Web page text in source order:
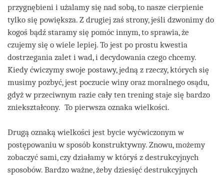
przygnębieni i użalamy się nad sobą, to nasze cierpienie
tylko się powiększa. Z drugiej zaś strony, jeśli dzwonimy do
kogoś bądź staramy się pomóc innym, to sprawia, że
czujemy się o wiele lepiej. To jest po prostu kwestia
dostrzegania zalet i wad, i decydowania czego chcemy.
Kiedy ćwiczymy swoje postawy, jedną z rzeczy, których się
musimy pozbyć, jest poczucie winy oraz moralnego osądu,
gdyż w przeciwnym razie cały ten trening staje się bardzo
zniekształcony. To pierwsza oznaka wielkości.
Drugą oznaką wielkości jest bycie wyćwiczonym w
postępowaniu w sposób konstruktywny. Znowu, możemy
zobaczyć sami, czy działamy w któryś z destrukcyjnych
sposobów. Bardzo ważne, żeby dziesięć destrukcyjnych